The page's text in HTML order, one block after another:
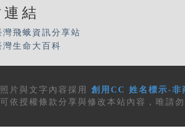
結
灣飛蛾資訊分享站
灣生命大百科
照片與文字內容 採用 創用CC 姓名標示-
依授權條款分享與修改本站內容，唯請